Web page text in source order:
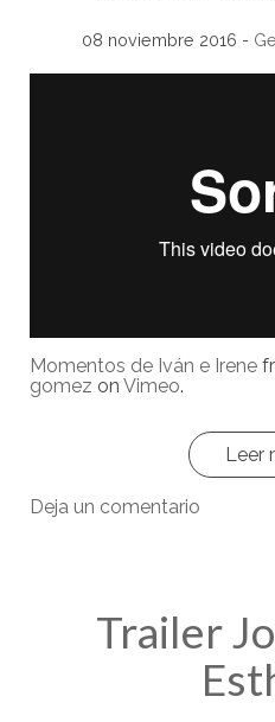
08 noviembre 2016 -
Momentos de Iván e Irene
gomez on Vimeo.
Leer
Deja un comentario
Trailer